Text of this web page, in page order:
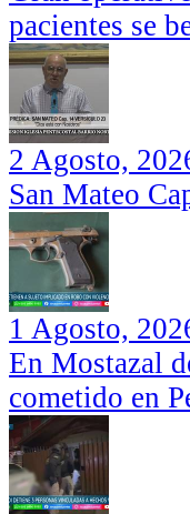
pacientes se
2 Agosto,
San Mateo
1 Agosto,
En Mostazal
cometido en